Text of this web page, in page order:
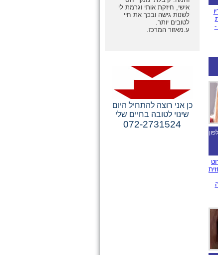
-
אישי, חיזקת אותי וגרמת לי
לשנות גישה ובכך את חיי
לטובים יותר.
ע.מאזור המרכז.
כן אני רוצה להתחיל היום
שינוי לטובה בחיים שלי
072-2731524